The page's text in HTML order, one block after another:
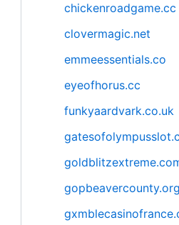
chickenroadgame.cc
clovermagic.net
emmeessentials.co
eyeofhorus.cc
funkyaardvark.co.uk
gopbeavercounty.org